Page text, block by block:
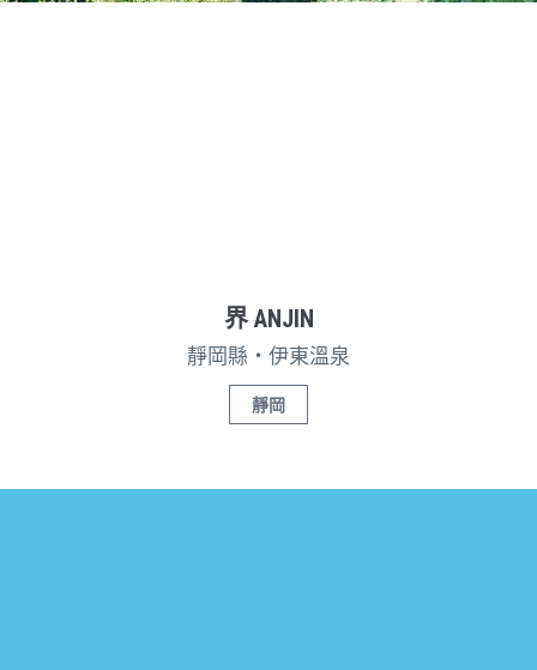
界 ANJIN
靜岡縣・伊東溫泉
靜岡